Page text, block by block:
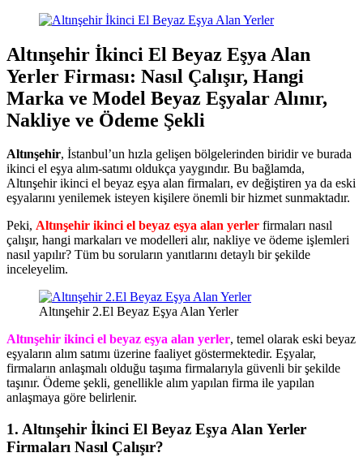
Altınşehir İkinci El Beyaz Eşya Alan
Yerler Firması: Nasıl Çalışır, Hangi
Marka ve Model Beyaz Eşyalar Alınır,
Nakliye ve Ödeme Şekli
Altınşehir, İstanbul’un hızla gelişen bölgelerinden biridir ve burada
ikinci el eşya alım-satımı oldukça yaygındır. Bu bağlamda,
Altınşehir ikinci el beyaz eşya alan firmaları, ev değiştiren ya da eski
eşyalarını yenilemek isteyen kişilere önemli bir hizmet sunmaktadır.
Peki, Altınşehir ikinci el beyaz eşya alan yerler firmaları nasıl
çalışır, hangi markaları ve modelleri alır, nakliye ve ödeme işlemleri
nasıl yapılır? Tüm bu soruların yanıtlarını detaylı bir şekilde
inceleyelim.
Altınşehir 2.El Beyaz Eşya Alan Yerler
Altınşehir ikinci el beyaz eşya alan yerler, temel olarak eski beyaz
eşyaların alım satımı üzerine faaliyet göstermektedir. Eşyalar,
firmaların anlaşmalı olduğu taşıma firmalarıyla güvenli bir şekilde
taşınır. Ödeme şekli, genellikle alım yapılan firma ile yapılan
anlaşmaya göre belirlenir.
1. Altınşehir İkinci El Beyaz Eşya Alan Yerler
Firmaları Nasıl Çalışır?